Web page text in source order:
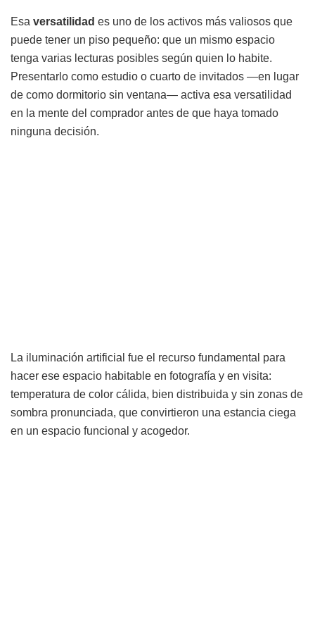
Esa versatilidad es uno de los activos más valiosos que
puede tener un piso pequeño: que un mismo espacio
tenga varias lecturas posibles según quien lo habite.
Presentarlo como estudio o cuarto de invitados —en lugar
de como dormitorio sin ventana— activa esa versatilidad
en la mente del comprador antes de que haya tomado
ninguna decisión.
La iluminación artificial fue el recurso fundamental para
hacer ese espacio habitable en fotografía y en visita:
temperatura de color cálida, bien distribuida y sin zonas de
sombra pronunciada, que convirtieron una estancia ciega
en un espacio funcional y acogedor.